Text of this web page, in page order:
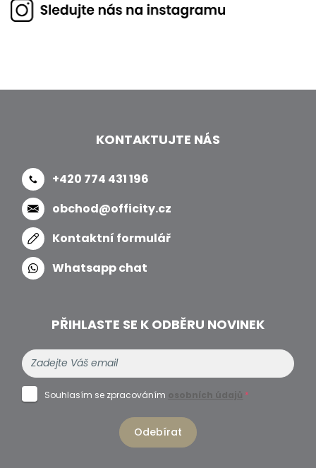
KONTAKTUJTE NÁS
+420 774 431 196
obchod@officity.cz
Kontaktní formulář
Whatsapp chat
PŘIHLASTE SE K ODBĚRU NOVINEK
Souhlasím se zpracováním osobních údajů *
Odebírat